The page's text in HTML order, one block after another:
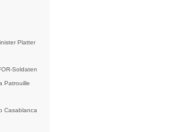
Platter
Soldaten
Patrouille
Casablanca